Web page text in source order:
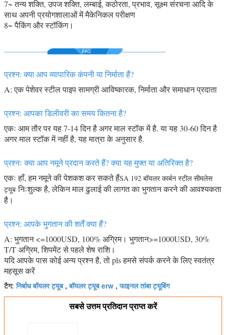
7~ तन्य शक्ति, उपज शक्ति, लम्बाई, कठोरता, प्रभाव, सूक्ष्म संरचना आदि के
साथ अपनी प्रयोगशालाओं में मैकेनिकल परीक्षण
8~ पैकिंग और स्टॉकिंग।
प्रश्न: क्या आप व्यापारिक कंपनी या निर्माता हैं?
A: एक पेशेवर स्टील पाइप सामग्री आविष्कारक, निर्माता और समाधान प्रदाता
प्रश्न: आपका डिलीवरी का समय कितना है?
एकः आम तौर पर यह 7-14 दिन है अगर माल स्टॉक में है. या यह 30-60 दिन है
अगर माल स्टॉक में नहीं है, यह मात्रा के अनुसार है.
प्रश्नः क्या आप नमूने प्रदान करते हैं? क्या यह मुफ्त या अतिरिक्त है?
एकः हाँ, हम नमूने की पेशकश कर सकते हैंSA 192 बॉयलर कार्बन स्टील सीमलेस
ट्यूब निःशुल्क है, लेकिन माल ढुलाई की लागत का भुगतान करने की आवश्यकता
है।
प्रश्न: आपके भुगतान की शर्तें क्या हैं?
A: भुगतान <=1000USD, 100% अग्रिम। भुगतान>=1000USD, 30%
T/T अग्रिम, शिपमेंट से पहले शेष राशि।
यदि आपके पास कोई अन्य प्रश्न है, तो pls हमसे संपर्क करने के लिए स्वतंत्र
महसूस करें
टैग:निर्बाध बॉयलर ट्यूब,बॉयलर ट्यूब erw ,फाइनल तांबा ट्यूबिंग
सबसे उत्तम प्रतिदान प्राप्त करें